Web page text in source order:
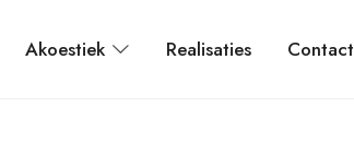
Akoestiek Realisaties Contact